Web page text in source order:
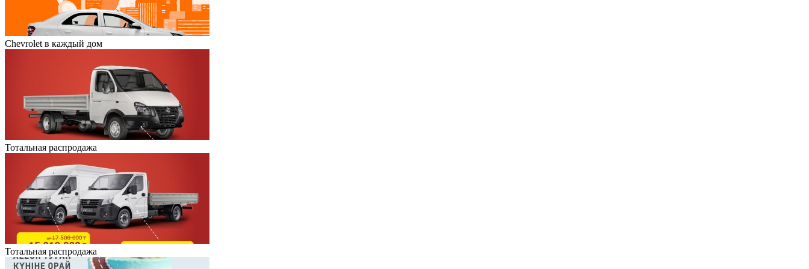
Chevrolet в каждый дом
Тотальная распродажа
Тотальная распродажа